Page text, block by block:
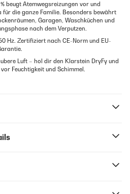
beugt Atemwegsreizungen vor und
die ganze Familie. Besonders bewährt
Garagen, Waschküchen und
nach dem Verputzen.
Hz. Zertifiziert nach CE-Norm und EU-
Luft – hol dir den Klarstein DryFy und
Feuchtigkeit und Schimmel.